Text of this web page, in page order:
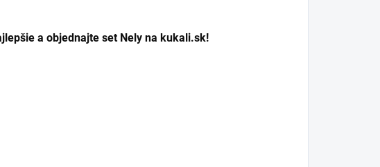
a objednajte set Nely na kukali.sk!